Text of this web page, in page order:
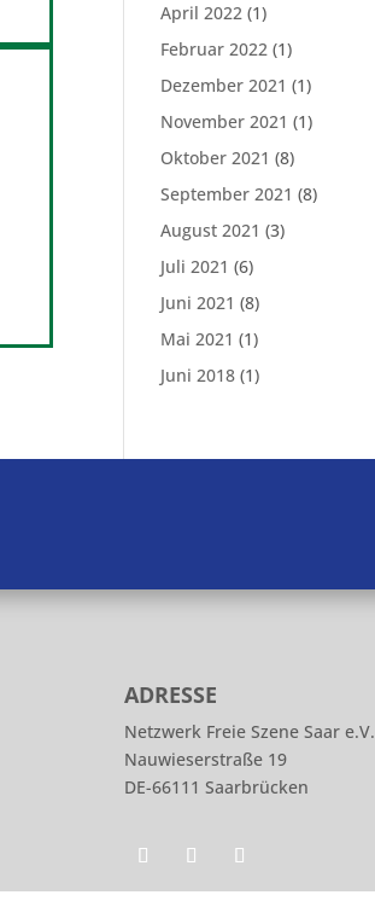
April 2022 (1)
Februar 2022 (1)
Dezember 2021 (1)
November 2021 (1)
Oktober 2021 (8)
September 2021 (8)
August 2021 (3)
Juli 2021 (6)
Juni 2021 (8)
Mai 2021 (1)
Juni 2018 (1)
ADRESSE
Netzwerk Freie Szene Saar e.V.
Nauwieserstraße 19
DE-66111 Saarbrücken